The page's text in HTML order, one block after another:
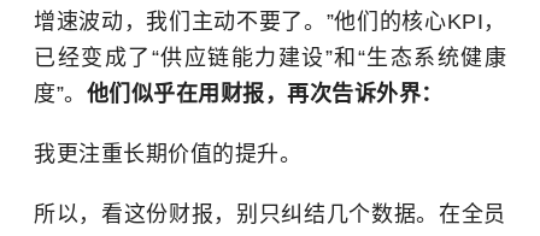
增速波动，我们主动不要了。”他们的核心KPI，
已经变成了“供应链能力建设”和“生态系统健康
度”。 他们似乎在用财报，再次告诉外界：
我更注重长期价值的提升。
所以，看这份财报，别只纠结几个数据。在全员